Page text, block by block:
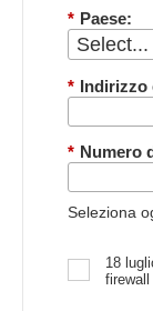
* Paese:
* Indirizzo
* Numero
Seleziona
18
firewall